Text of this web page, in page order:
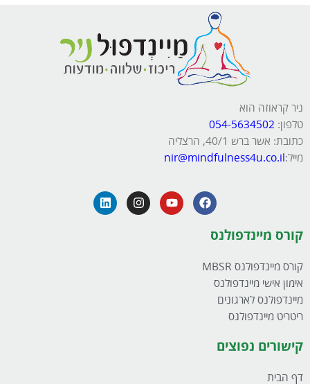
ניר קראוזה הוא
טלפון:
כתובת: אשר ברש 40/1, הרצליה
מייל:nir@mindfulness4u.co.il
קורס מיינדפולנס
קורס מיינדפולנס MBSR
אימון אישי מיינדפולנס
מיינדפולנס לארגונים
ריטריט מיינדפולנס
קישורים נפוצים
דף הבית